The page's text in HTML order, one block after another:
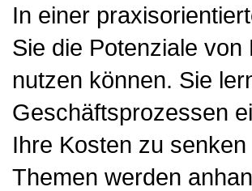
In einer
Sie die Potenziale
nutzen können. Sie
Geschäftsprozessen
Ihre Kosten zu
Themen werden